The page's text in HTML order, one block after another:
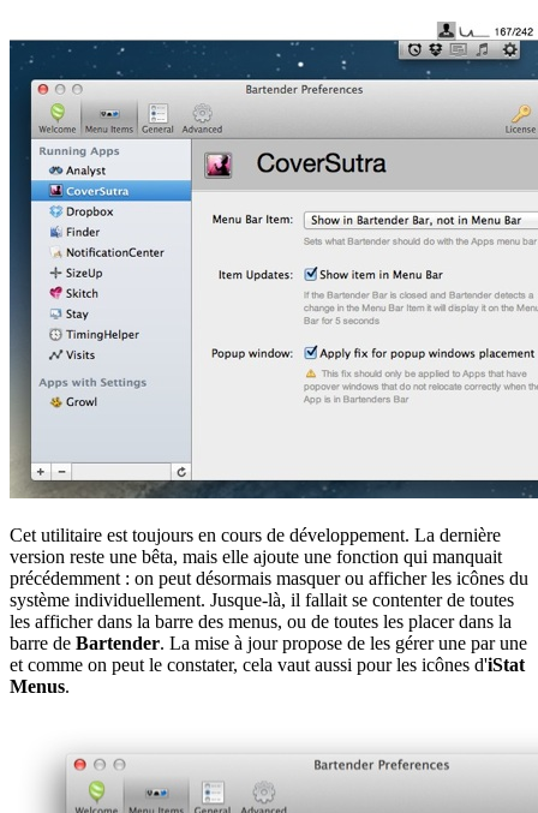
Cet utilitaire est toujours en cours de développement. La dernière
version reste une bêta, mais elle ajoute une fonction qui manquait
précédemment : on peut désormais masquer ou afficher les icônes du
système individuellement. Jusque-là, il fallait se contenter de toutes
les afficher dans la barre des menus, ou de toutes les placer dans la
barre de Bartender. La mise à jour propose de les gérer une par une
et comme on peut le constater, cela vaut aussi pour les icônes d'iStat
Menus.